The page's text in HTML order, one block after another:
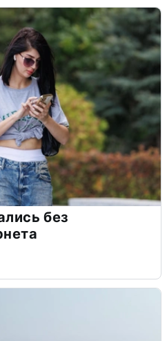
без